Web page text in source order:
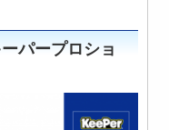
パープロショ